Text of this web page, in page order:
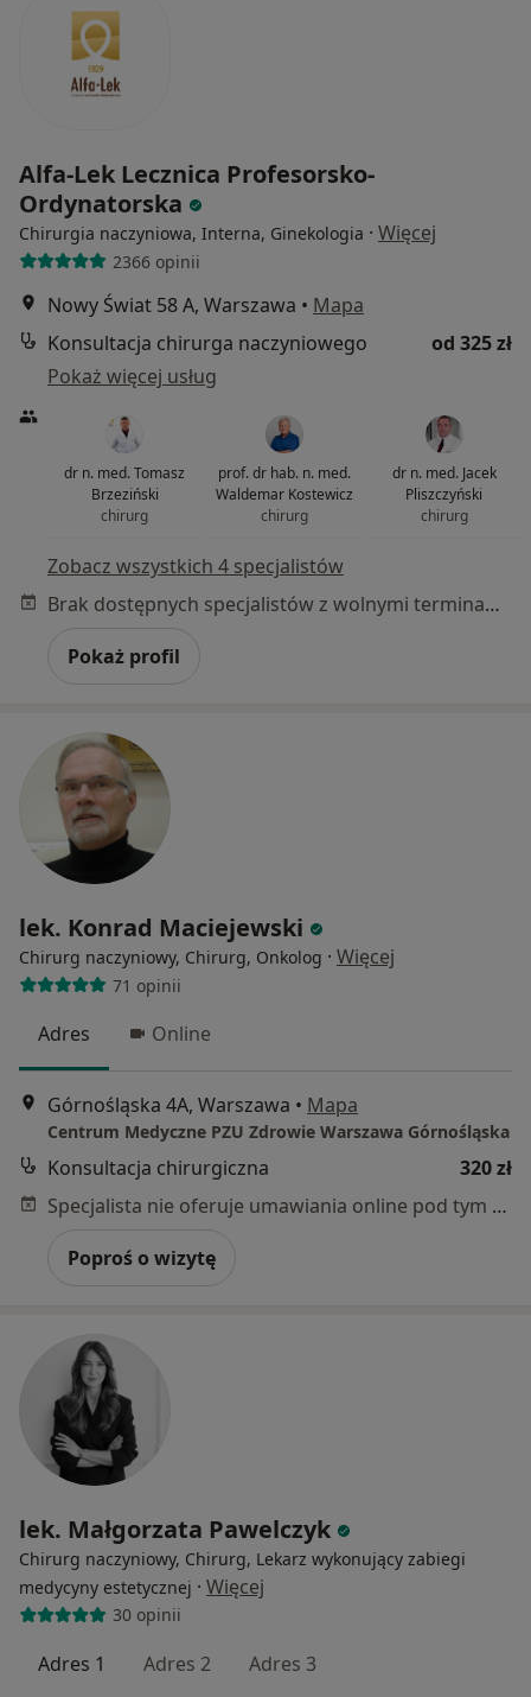
Alfa-Lek Lecznica Profesorsko-
Ordynatorska
Chirurgia naczyniowa, Interna, Ginekologia · Więcej
2366 opinii
Nowy Świat 58 A, Warszawa • Mapa
Konsultacja chirurga naczyniowego
od 325 zł
Pokaż więcej usług
dr n. med. Tomasz
Brzeziński
chirurg
prof. dr hab. n. med.
Waldemar Kostewicz
chirurg
dr n. med. Jacek
Pliszczyński
chirurg
Zobacz wszystkich 4 specjalistów
Brak dostępnych specjalistów z wolnymi terminami w tym centrum medycznym.
Pokaż profil
lek. Konrad Maciejewski
Chirurg naczyniowy, Chirurg, Onkolog · Więcej
71 opinii
Adres Online
Górnośląska 4A, Warszawa • Mapa
Centrum Medyczne PZU Zdrowie Warszawa Górnośląska
Konsultacja chirurgiczna
320 zł
Specjalista nie oferuje umawiania online pod tym adresem.
Poproś o wizytę
lek. Małgorzata Pawelczyk
Chirurg naczyniowy, Chirurg, Lekarz wykonujący zabiegi
medycyny estetycznej · Więcej
30 opinii
Adres 1 Adres 2 Adres 3